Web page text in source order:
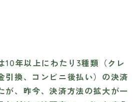
10年以上にわたり3種類（クレ
引換、コンビニ後払い）の決済
が、昨今、決済方法の拡大が一